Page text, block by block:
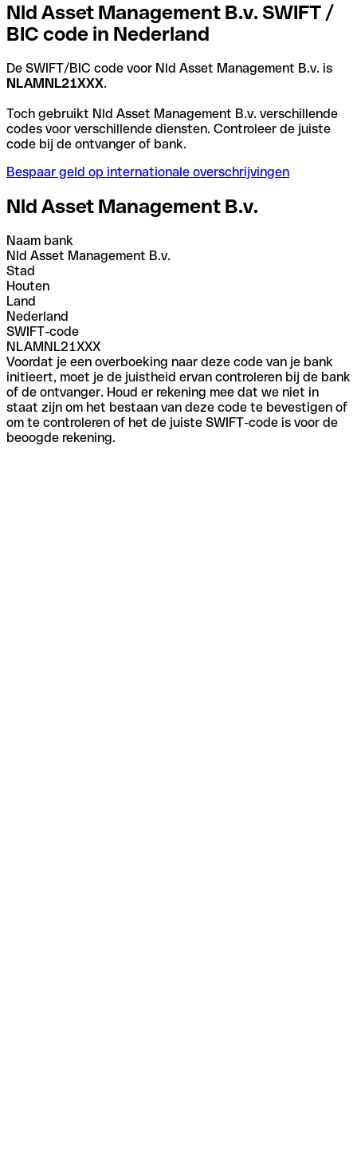
Nld Asset Management B.v. SWIFT /
BIC code in Nederland
De SWIFT/BIC code voor Nld Asset Management B.v. is
NLAMNL21XXX.
Toch gebruikt Nld Asset Management B.v. verschillende
codes voor verschillende diensten. Controleer de juiste
code bij de ontvanger of bank.
Bespaar geld op internationale overschrijvingen
Nld Asset Management B.v.
Naam bank
Nld Asset Management B.v.
Stad
Houten
Land
Nederland
SWIFT-code
NLAMNL21XXX
Voordat je een overboeking naar deze code van je bank
initieert, moet je de juistheid ervan controleren bij de bank
of de ontvanger. Houd er rekening mee dat we niet in
staat zijn om het bestaan van deze code te bevestigen of
om te controleren of het de juiste SWIFT-code is voor de
beoogde rekening.